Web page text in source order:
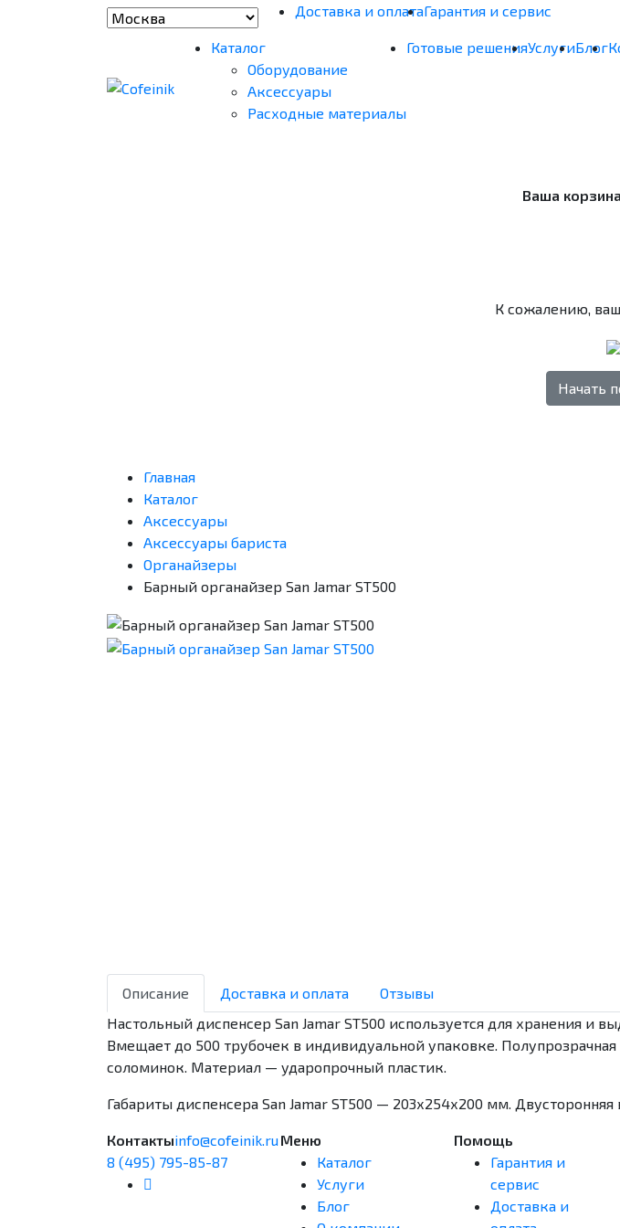
Доставка и оплатаГарантия и сервис
Каталог
Оборудование
Аксессуары
Расходные материалы
Готовые решенияУслугиБлог
Ваша
К сожалению,
Начать
Главная
Каталог
Аксессуары
Аксессуары бариста
Органайзеры
Барный органайзер San Jamar ST500
Описание Доставка и оплата
Отзывы
Настольный диспенсер San Jamar ST500 используется для хранения и
Вмещает до 500 трубочек в индивидуальной упаковке.
соломинок. Материал — ударопрочный пластик.
Габариты диспенсера San Jamar ST500 — 203х254х200 мм. Двусторонняя
Контактыinfo@cofeinik.ru
8 (495) 795-85-87
Меню
Каталог
Услуги
Блог
Помощь
Гарантия и
сервис
Доставка и